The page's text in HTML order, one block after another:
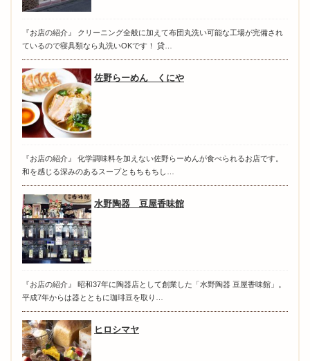
『お店の紹介』 クリーニング全般に加えて布団丸洗い可能な工場が完備され
ているので寝具類なら丸洗いOKです！ 貸…
佐野らーめん くにや
『お店の紹介』 化学調味料を加えない佐野らーめんが食べられるお店です。
和を感じる深みのあるスープともちもちし…
水野陶器 豆屋香味館
『お店の紹介』 昭和37年に陶器店として創業した「水野陶器 豆屋香味館」。
平成7年からは器とともに珈琲豆を取り…
ヒロシマヤ